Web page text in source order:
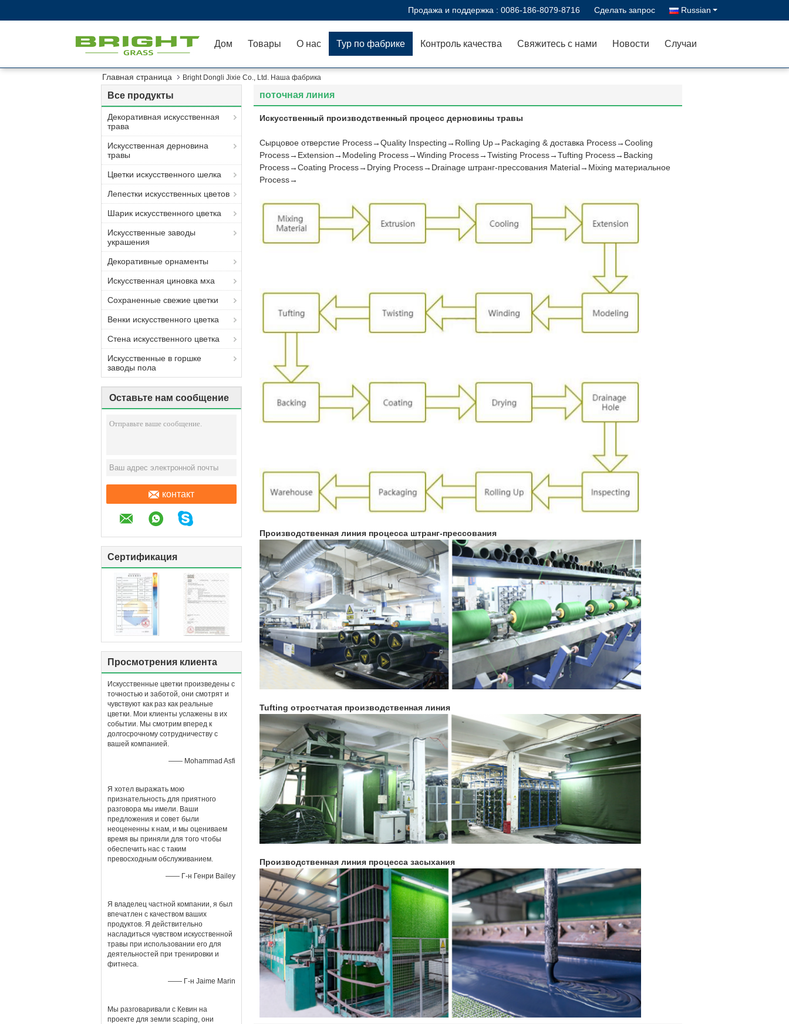
Продажа и поддержка : 0086-186-8079-8716 Сделать запрос Russian
Дом Товары О нас Тур по фабрике Контроль качества Свяжитесь с нами Новости Случаи
Главная страница Bright Dongli Jixie Co., Ltd. Наша фабрика
Все продукты
Декоративная искусственная
трава
Искусственная дерновина
травы
Цветки искусственного шелка
Лепестки искусственных цветов
Шарик искусственного цветка
Искусственные заводы
украшения
Декоративные орнаменты
Искусственная циновка мха
Сохраненные свежие цветки
Венки искусственного цветка
Стена искусственного цветка
Искусственные в горшке
заводы пола
Оставьте нам сообщение
контакт
Сертификация
Просмотрения клиента
Искусственные цветки произведены с
точностью и заботой, они смотрят и
чувствуют как раз как реальные
цветки. Мои клиенты услажены в их
событии. Мы смотрим вперед к
долгосрочному сотрудничеству с
вашей компанией.
—— Mohammad Asfi
Я хотел выражать мою
признательность для приятного
разговора мы имели. Ваши
предложения и совет были
неоцененны к нам, и мы оцениваем
время вы приняли для того чтобы
обеспечить нас с таким
превосходным обслуживанием.
—— Г-н Генри Bailey
Я владелец частной компании, я был
впечатлен с качеством ваших
продуктов. Я действительно
насладиться чувством искусственной
травы при использовании его для
деятельностей при тренировки и
фитнеса.
—— Г-н Jaime Marin
Мы разговаривали с Кевин на
проекте для земли scaping, они
поточная линия
Искусственный производственный процесс дерновины травы
Сырцовое отверстие Process→Quality Inspecting→Rolling Up→Packaging & доставка Process→Cooling
Process→Extension→Modeling Process→Winding Process→Twisting Process→Tufting Process→Backing
Process→Coating Process→Drying Process→Drainage штранг-прессования Material→Mixing материальное
Process→
Производственная линия процесса штранг-прессования
Tufting отростчатая производственная линия
Производственная линия процесса засыхания